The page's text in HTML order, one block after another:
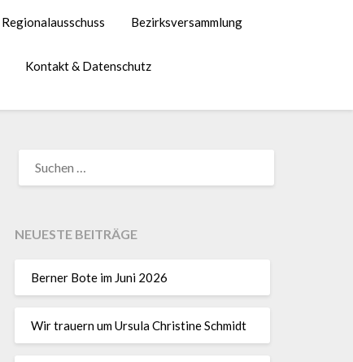
Regionalausschuss Bezirksversammlung
Kontakt & Datenschutz
NEUESTE BEITRÄGE
Berner Bote im Juni 2026
Wir trauern um Ursula Christine Schmidt